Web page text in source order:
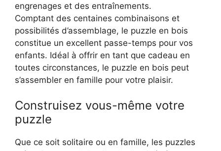
engrenages et des entraînements.
Comptant des centaines combinaisons et
possibilités d’assemblage, le puzzle en bois
constitue un excellent passe-temps pour vos
enfants. Idéal à offrir en tant que cadeau en
toutes circonstances, le puzzle en bois peut
s’assembler en famille pour votre plaisir.
Construisez vous-même votre
puzzle
Que ce soit solitaire ou en famille, les puzzles